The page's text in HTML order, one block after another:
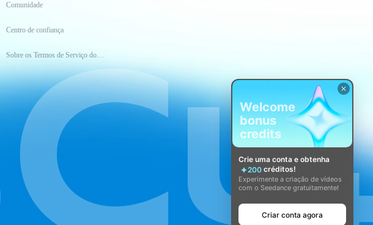
Comunidade
Centro de confiança
Sobre os Termos de Serviço do CapCut
Welcome
bonus
credits
Crie uma conta e obtenha
200 créditos!
Experimente a criação de vídeos
com o Seedance gratuitamente!
Criar conta agora